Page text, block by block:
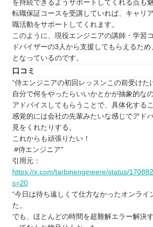
を持続できるようサポートしてくれる点も魅
転職保証コースを受講していれば、キャリ
職活動をサポートしてくれます。
このように、現役エンジニアの講師・学習
ドバイザーの3人から支援してもらえるた
となっているのです。
口コミ
“侍エンジニアの初回レッスンこの前受けた
自分で何をやったらいいかとかが抽象的な
アドバイスしてもらうことで、具体化する
感覚的には会社の先輩みたいな感じでアド
見をくれたりする。
これからも頑張りたい！
#侍エンジニア”
引用元：
https://x.com/tarbinengineere/status/
s=20
“今日は待ち遠しくて仕方なかったオンライ
た。
でも、ほとんどの時間を超難解エラー解決